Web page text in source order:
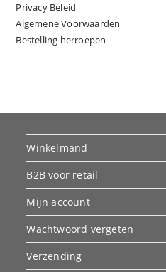
Privacy Beleid
Algemene Voorwaarden
Bestelling herroepen
Winkelmand
B2B voor retail
Mijn account
Wachtwoord vergeten
Verzending